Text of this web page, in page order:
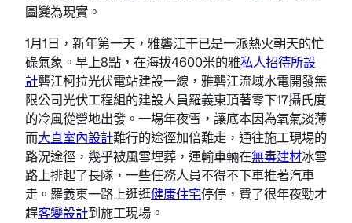
圖變為現實。
1月1日，新年第一天，雅礱江干已是一派熱火朝天的忙
碌氣象。早上8點，在海拔4600米的雅私人招待所設
計礱江柯拉光伏電站建設一線，雅礱江流域水電開發無
限公司光伏工程組的建設人員羅義東頂著零下17攝氏度
的冷風從營地出發。一場年夜雪，讓底本因為氧氣淡薄
而大直室內設計難行的途徑加倍難走，通往施工現場的
路況途徑，幾乎被風雪埋葬，運輸車輛在無毒建材冰雪
路上排起了長隊，一些任務人員不得不下車推著汽車
走。羅義東一路上逛逛健康住宅停停，費了很年夜勁才
趕客變設計到施工現場。